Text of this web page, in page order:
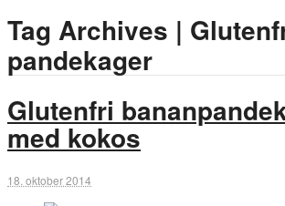
Tag Archives |
pandekager
Glutenfri
med kokos
18. oktober 2014